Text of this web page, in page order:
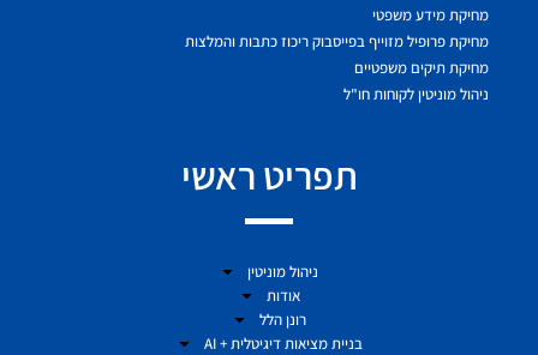
מחיקת מידע משפטי
מחיקת פרופיל מזוייף בפייסבוק ריכוז כתבות והמלצות
מחיקת תיקים משפטיים
ניהול מוניטין לקוחות חו"ל
תפריט ראשי
ניהול מוניטין
אודות
רונן הלל
בניית מציאות דיגיטלית + AI